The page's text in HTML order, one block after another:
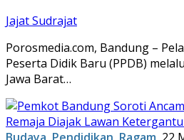
Jajat Sudrajat
Porosmedia.com, Bandung –
Peserta Didik Baru (PPDB)
Jawa Barat…